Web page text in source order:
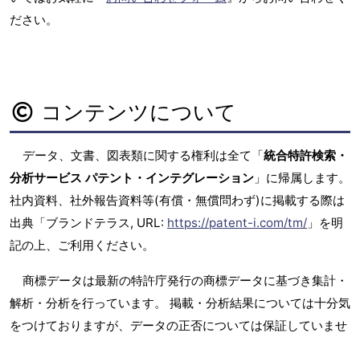
ださい。
コンテンツについて
データ、文書、図表類に関する権利は全て「統合特許検索・
分析サービス パテント・インテグレーション 」に帰属します。
社内資料、社外報告資料等(有償・無償問わず)に掲載する際は
出典「ブランドテラス, URL: https://patent-i.com/tm/ 」を明
記の上、ご利用ください。
商標データは最新の特許庁発行の商標データに基づき集計・
解析・分析を行っています。 掲載・分析結果については十分気
をつけておりますが、データの正否については保証していませ